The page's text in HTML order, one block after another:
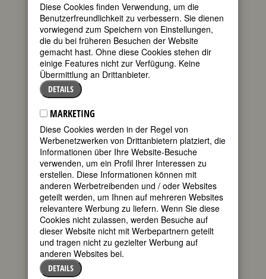
Krone auf dem Kopf mit der
Straßenbahn zur Arbeit und in den
Kindergarten fahren. Diese Szene kann
als exemplarisch für Dörries Philosophie
gelten: spielen, sich verkleiden,
querdenken, Grenzen überschreiten,
Ernstes in Leichtfüßiges verwandeln,
eigenwillige Wege suchen, unterwegs
sein …
Doris Dörrie trampte in der Sowjetunion,
fuhr durch Südamerika, war häufig in
Asien unterwegs (“Rucksack habe ich
immer abgelehnt”). Es sind auch Reisen
zu sich selbst, die dann in ihren Filmen
und Büchern wiederkehren.
Sie wuchs in
Hannover als
Tochter einer
Arztfamilie auf
und studierte
Diese Cookies finden Verwendung, um die
Benutzerfreundlichkeit zu verbessern. Sie dienen
vorwiegend zum Speichern von Einstellungen,
die du bei früheren Besuchen der Website
gemacht hast. Ohne diese Cookies stehen dir
einige Features nicht zur Verfügung. Keine
Übermittlung an Drittanbieter.
DETAILS
MARKETING
Diese Cookies werden in der Regel von
Werbenetzwerken von Drittanbietern platziert, die
Informationen über Ihre Website-Besuche
verwenden, um ein Profil Ihrer Interessen zu
erstellen. Diese Informationen können mit
anderen Werbetreibenden und / oder Websites
geteilt werden, um Ihnen auf mehreren Websites
relevantere Werbung zu liefern. Wenn Sie diese
Cookies nicht zulassen, werden Besuche auf
dieser Website nicht mit Werbepartnern geteilt
und tragen nicht zu gezielter Werbung auf
anderen Websites bei.
DETAILS